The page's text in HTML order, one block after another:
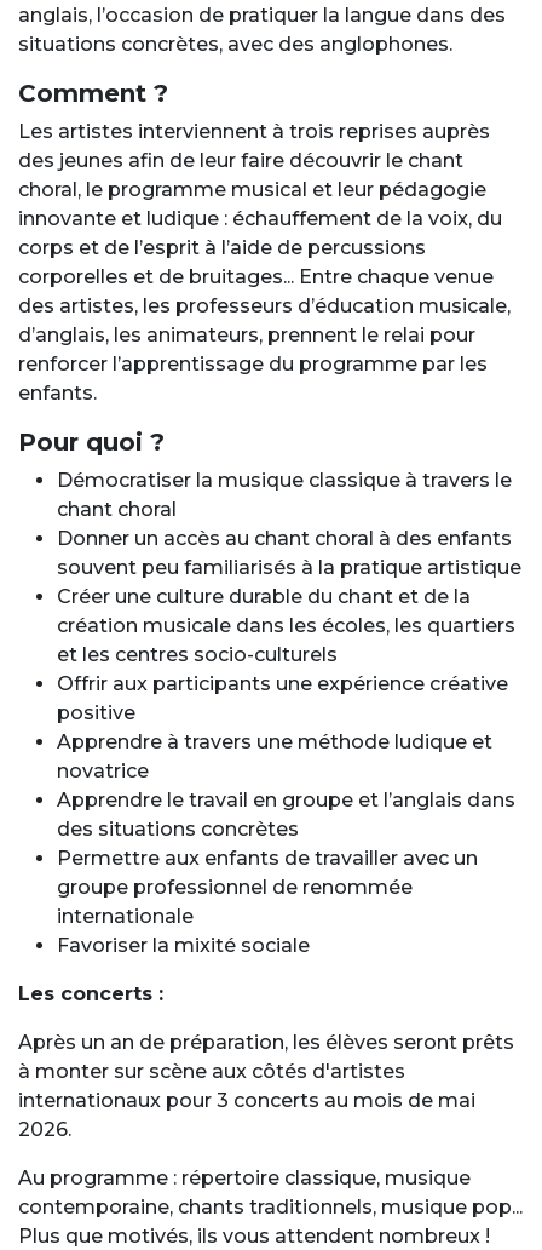
anglais, l’occasion de pratiquer la langue dans des
situations concrètes, avec des anglophones.
Comment ?
Les artistes interviennent à trois reprises auprès
des jeunes afin de leur faire découvrir le chant
choral, le programme musical et leur pédagogie
innovante et ludique : échauffement de la voix, du
corps et de l’esprit à l’aide de percussions
corporelles et de bruitages... Entre chaque venue
des artistes, les professeurs d’éducation musicale,
d’anglais, les animateurs, prennent le relai pour
renforcer l’apprentissage du programme par les
enfants.
Pour quoi ?
Démocratiser la musique classique à travers le
chant choral
Donner un accès au chant choral à des enfants
souvent peu familiarisés à la pratique artistique
Créer une culture durable du chant et de la
création musicale dans les écoles, les quartiers
et les centres socio-culturels
Offrir aux participants une expérience créative
positive
Apprendre à travers une méthode ludique et
novatrice
Apprendre le travail en groupe et l’anglais dans
des situations concrètes
Permettre aux enfants de travailler avec un
groupe professionnel de renommée
internationale
Favoriser la mixité sociale
Les concerts :
Après un an de préparation, les élèves seront prêts
à monter sur scène aux côtés d'artistes
internationaux pour 3 concerts au mois de mai
2026.
Au programme : répertoire classique, musique
contemporaine, chants traditionnels, musique pop...
Plus que motivés, ils vous attendent nombreux !